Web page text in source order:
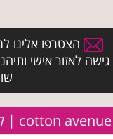
הצטרפו אלינו
גישה לאזור אישי
cotton avenue | קוטון אבניו